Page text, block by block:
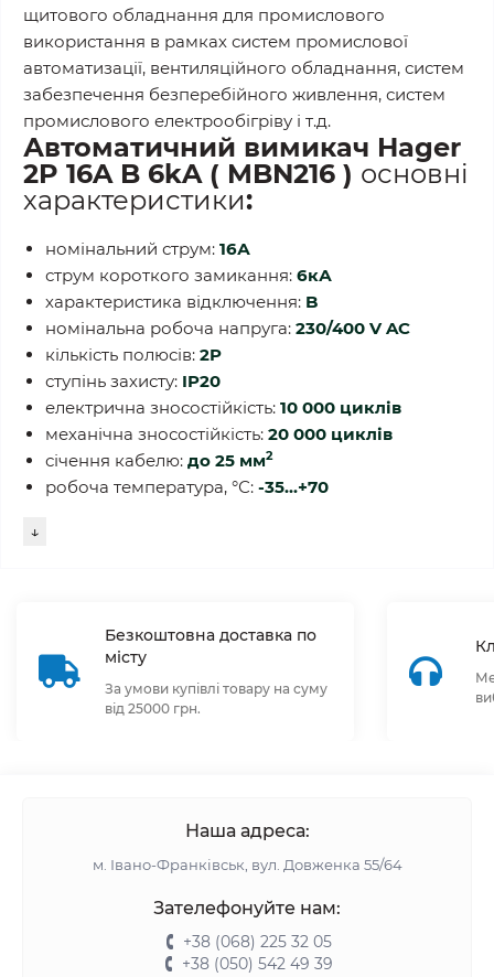
щитового обладнання для промислового
використання в рамках систем промислової
автоматизації, вентиляційного обладнання, систем
забезпечення безперебійного живлення, систем
промислового електрообігріву і т.д.
Автоматичний вимикач Hager
2P 16A B 6kA​ ( MBN216 ) основні
характеристики:
номінальний струм: 16А
струм короткого замикання: 6кА
характеристика відключення: B
номінальна робоча напруга: 230/400 V AC
кількість полюсів: 2P
ступінь захисту: IP20
електрична зносостійкість: 10 000 циклів
механічна зносостійкість: 20 000 циклів
січення кабелю: до 25 мм2
робоча температура, °С: -35...+70
↓
Безкоштовна доставка по
місту
За умови купівлі товару на суму
від 25000 грн.
Наша адреса:
м. Івано-Франківськ, вул. Довженка 55/64
Зателефонуйте нам:
+38 (068) 225 32 05
+38 (050) 542 49 39